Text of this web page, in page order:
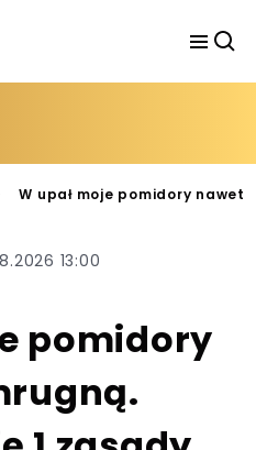
W upał moje pomidory nawet
13:00
pomidory